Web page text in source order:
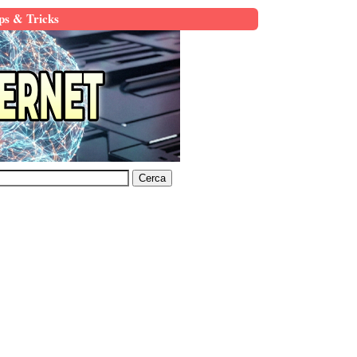
& Tricks